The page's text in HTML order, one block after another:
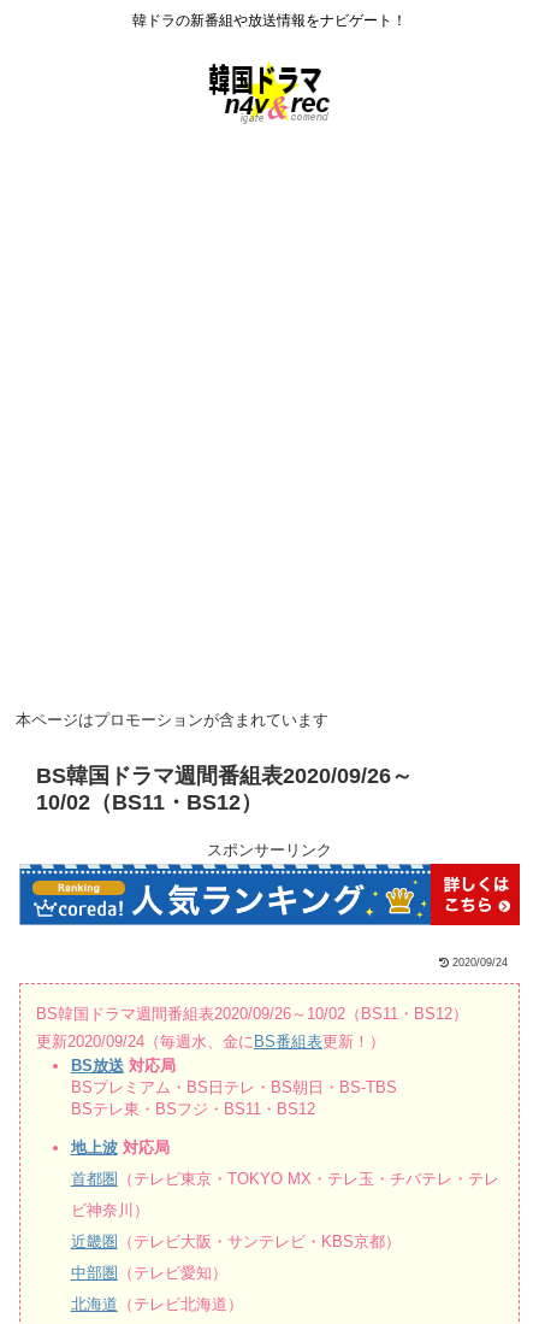
韓ドラの新番組や放送情報をナビゲート！
本ページはプロモーションが含まれています
BS韓国ドラマ週間番組表2020/09/26～
10/02（BS11・BS12）
スポンサーリンク
2020/09/24
BS韓国ドラマ週間番組表2020/09/26～10/02（BS11・BS12）
更新2020/09/24（毎週水、金に BS番組表更新！）
BS放送 対応局
BSプレミアム・BS日テレ・BS朝日・BS-TBS
BSテレ東・BSフジ・BS11・BS12
地上波対応局
首都圏 （テレビ東京・TOKYO MX・テレ玉・チバテレ・テレ
ビ神奈川）
近畿圏 （テレビ大阪・サンテレビ・KBS京都）
中部圏 （テレビ愛知）
北海道 （テレビ北海道）